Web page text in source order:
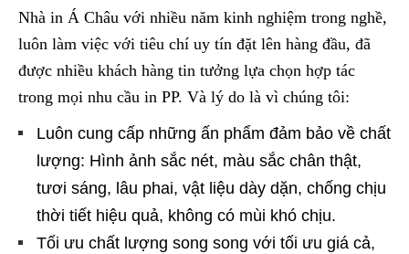
Nhà in Á Châu với nhiều năm kinh nghiệm trong nghề,
luôn làm việc với tiêu chí uy tín đặt lên hàng đầu, đã
được nhiều khách hàng tin tưởng lựa chọn hợp tác
trong mọi nhu cầu in PP. Và lý do là vì chúng tôi:
Luôn cung cấp những ấn phẩm đảm bảo về chất
lượng: Hình ảnh sắc nét, màu sắc chân thật,
tươi sáng, lâu phai, vật liệu dày dặn, chống chịu
thời tiết hiệu quả, không có mùi khó chịu.
Tối ưu chất lượng song song với tối ưu giá cả,